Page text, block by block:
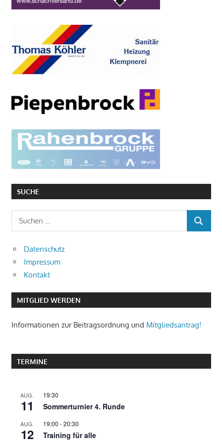
SUCHE
Suchen
nach:
SUCHEN
Datenschutz
Impressum
Kontakt
MITGLIED WERDEN
Informationen zur Beitragsordnung und Mitgliedsantrag!
TERMINE
AUG.
11
19:30
Sommerturnier 4. Runde
AUG.
12
19:00 -20:30
Training für alle